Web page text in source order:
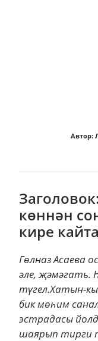
Автор:
көннән
кире
Гөлназ Асаева
әле, җәмәгать.
түгел.Хатын-
бик мөһим
эстрадасы
шаярып тирги